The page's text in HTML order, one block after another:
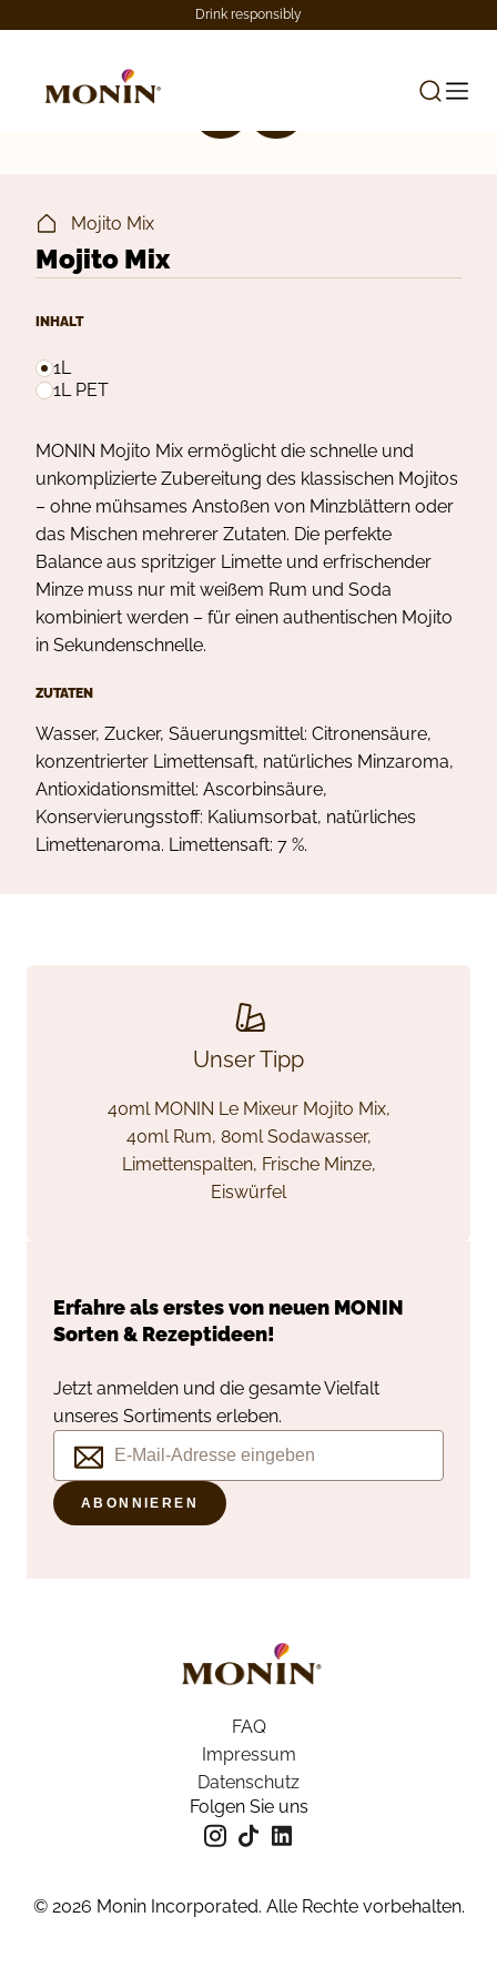
Drink responsibly
Mojito Mix
Mojito Mix
INHALT
1L
1L PET
MONIN Mojito Mix ermöglicht die schnelle und
unkomplizierte Zubereitung des klassischen Mojitos
– ohne mühsames Anstoßen von Minzblättern oder
das Mischen mehrerer Zutaten. Die perfekte
Balance aus spritziger Limette und erfrischender
Minze muss nur mit weißem Rum und Soda
kombiniert werden – für einen authentischen Mojito
in Sekundenschnelle.
ZUTATEN
Wasser, Zucker, Säuerungsmittel: Citronensäure,
konzentrierter Limettensaft, natürliches Minzaroma,
Antioxidationsmittel: Ascorbinsäure,
Konservierungsstoff: Kaliumsorbat, natürliches
Limettenaroma. Limettensaft: 7 %.
Unser Tipp
40ml MONIN Le Mixeur Mojito Mix,
40ml Rum, 80ml Sodawasser,
Limettenspalten, Frische Minze,
Eiswürfel
Erfahre als erstes von neuen MONIN
Sorten & Rezeptideen!
Jetzt anmelden und die gesamte Vielfalt
unseres Sortiments erleben.
ABONNIEREN
FAQ
Impressum
Datenschutz
Folgen Sie uns
© 2026 Monin Incorporated. Alle Rechte vorbehalten.